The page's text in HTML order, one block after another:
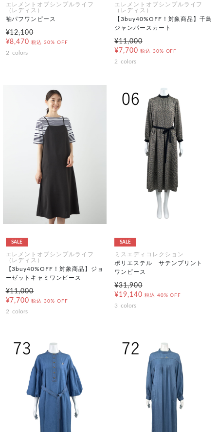
エレメントオブシンプルライフ
（レディス）
袖パフワンピース
¥12,100
¥8,470 税込 30% OFF
2 colors
エレメントオブシンプルライフ
（レディス）
【3buy40%OFF！対象商品】千鳥
ジャンパースカート
¥11,000
¥7,700 税込 30% OFF
2 colors
SALE
エレメントオブシンプルライフ
（レディス）
【3buy40%OFF！対象商品】ジョ
ーゼットキャミワンピース
¥11,000
¥7,700 税込 30% OFF
2 colors
SALE
ミスエディコレクション
ポリエステル サテンプリント
ワンピース
¥31,900
¥19,140 税込 40% OFF
3 colors